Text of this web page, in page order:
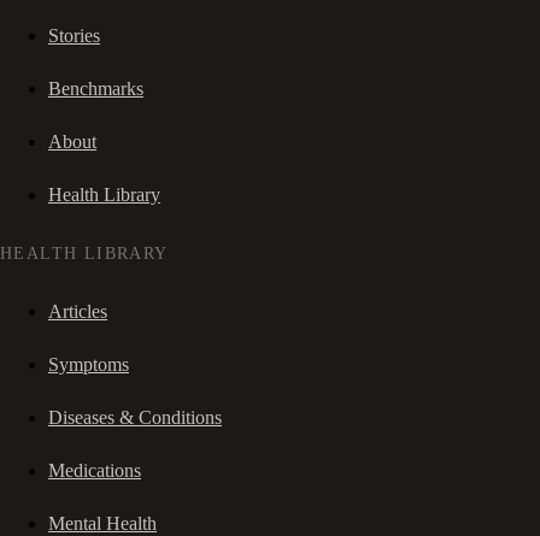
Stories
Benchmarks
About
Health Library
HEALTH LIBRARY
Articles
Symptoms
Diseases & Conditions
Medications
Mental Health